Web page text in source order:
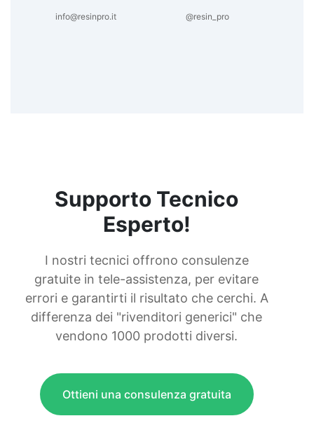
info@resinpro.it @resin_pro
Supporto Tecnico
Esperto!
I nostri tecnici offrono consulenze
gratuite in tele-assistenza, per evitare
errori e garantirti il risultato che cerchi. A
differenza dei "rivenditori generici" che
vendono 1000 prodotti diversi.
Ottieni una consulenza gratuita